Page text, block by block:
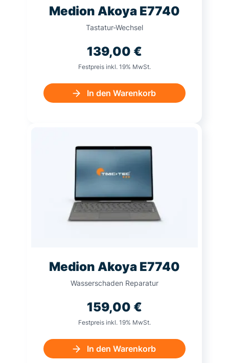
Medion Akoya E7740
Tastatur-Wechsel
139,00 €
Festpreis inkl. 19% MwSt.
In den Warenkorb
Medion Akoya E7740
Wasserschaden Reparatur
159,00 €
Festpreis inkl. 19% MwSt.
In den Warenkorb